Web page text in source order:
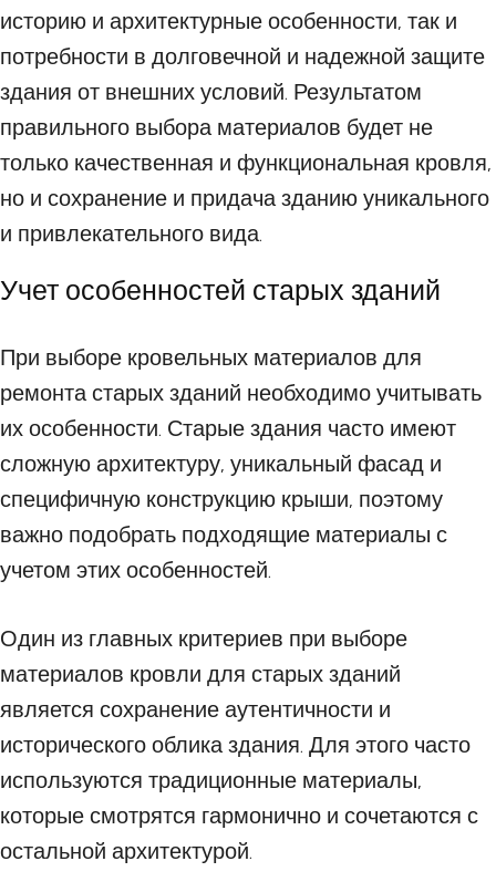
историю и архитектурные особенности, так и
потребности в долговечной и надежной защите
здания от внешних условий. Результатом
правильного выбора материалов будет не
только качественная и функциональная кровля,
но и сохранение и придача зданию уникального
и привлекательного вида.
Учет особенностей старых зданий
При выборе кровельных материалов для
ремонта старых зданий необходимо учитывать
их особенности. Старые здания часто имеют
сложную архитектуру, уникальный фасад и
специфичную конструкцию крыши, поэтому
важно подобрать подходящие материалы с
учетом этих особенностей.
Один из главных критериев при выборе
материалов кровли для старых зданий
является сохранение аутентичности и
исторического облика здания. Для этого часто
используются традиционные материалы,
которые смотрятся гармонично и сочетаются с
остальной архитектурой.